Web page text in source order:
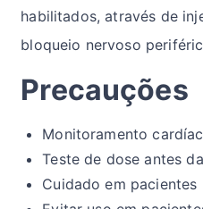
habilitados, através de
bloqueio nervoso
Precauções
Monitoramento
Teste de dose antes
Cuidado em